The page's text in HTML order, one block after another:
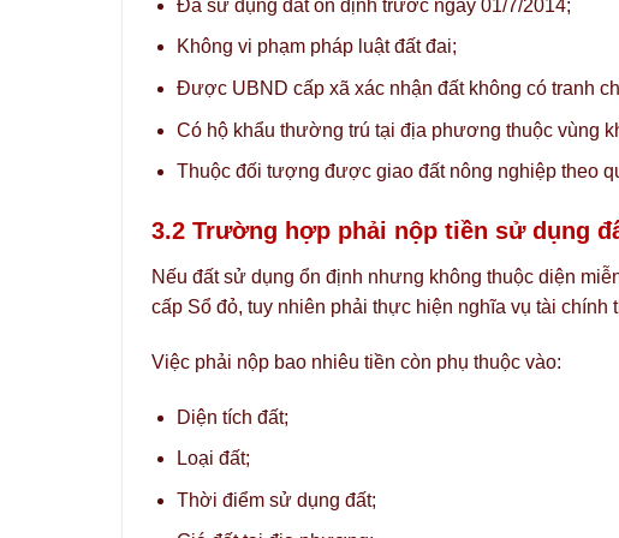
Đã sử dụng đất ổn định trước ngày 01/7/2014;
Không vi phạm pháp luật đất đai;
Được UBND cấp xã xác nhận đất không có tranh
Có hộ khẩu thường trú tại địa phương thuộc vùng
Thuộc đối tượng được giao đất nông nghiệp theo
3.2 Trường hợp phải nộp tiền sử dụng
Nếu đất sử dụng ổn định nhưng không thuộc diện
cấp Sổ đỏ, tuy nhiên phải thực hiện nghĩa vụ tài chính
Việc phải nộp bao nhiêu tiền còn phụ thuộc vào:
Diện tích đất;
Loại đất;
Thời điểm sử dụng đất;